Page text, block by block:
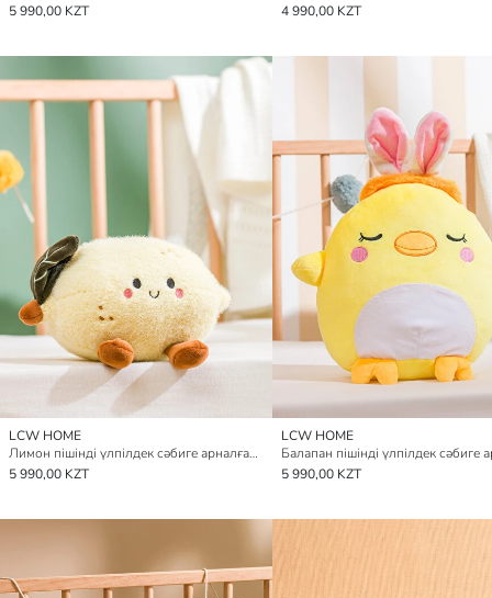
5 990,00 KZT
4 990,00 KZT
LCW HOME
Лимон пішінді үлпілдек сәбиге арналған жастықша, 22 см.
5 990,00 KZT
LCW HOME
5 990,00 KZT